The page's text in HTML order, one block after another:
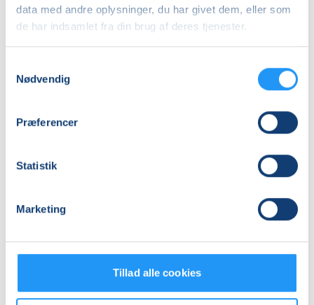
data med andre oplysninger, du har givet dem, eller som
de har indsamlet fra din brug af deres tjenester.
Nødvendig
Præferencer
Statistik
Marketing
Tillad alle cookies
Antal mødegange
8 mødegange
CKU Skive/Viborg, Rosenstræde 6, 8800
, Viborg